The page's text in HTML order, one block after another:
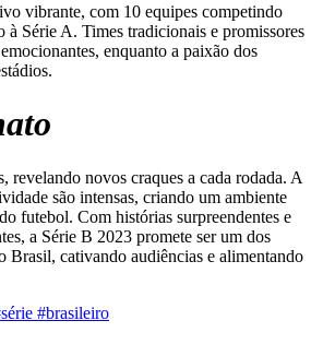
vibrante, com 10 equipes competindo
à Série A. Times tradicionais e promissores
enquanto a paixão dos
revelando novos craques a cada rodada. A
são intensas, criando um ambiente
futebol. Com histórias surpreendentes e
a Série B 2023 promete ser um dos
Brasil, cativando audiências e alimentando
#brasileiro